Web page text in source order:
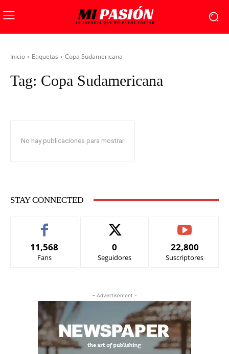
Inicio Etiquetas Copa Sudamericana
Tag: Copa Sudamericana
No hay publicaciones para mostrar
STAY CONNECTED
11,568
Fans
0
Seguidores
22,800
Suscriptores
- Advertisement -